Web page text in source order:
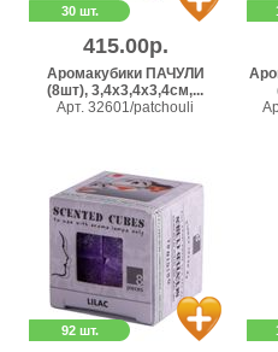
30 шт.
415.00р.
Аромакубики ПАЧУЛИ
(8шт), 3,4х3,4х3,4см,...
Арт. 32601/patchouli
92 шт.